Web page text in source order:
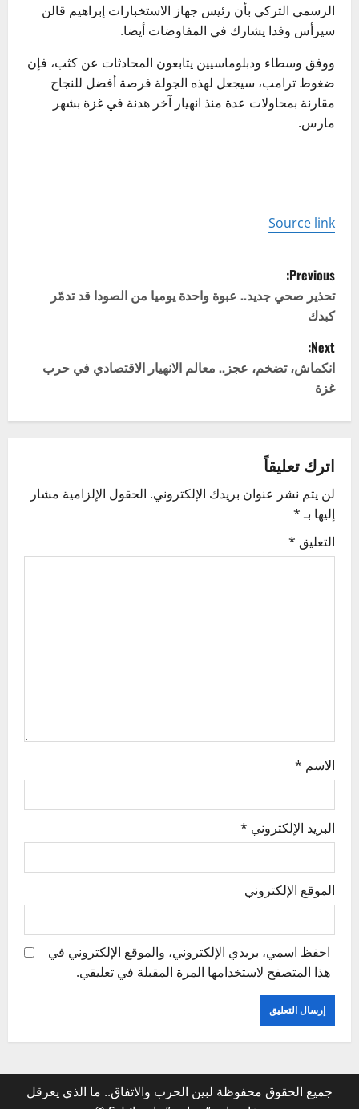
الرسمي التركي بأن رئيس جهاز الاستخبارات إبراهيم قالن
سيرأس وفدا يشارك في المفاوضات أيضا.
ووفق وسطاء ودبلوماسيين يتابعون المحادثات عن كثب، فإن
ضغوط ترامب، سيجعل لهذه الجولة فرصة أفضل للنجاح
مقارنة بمحاولات عدة منذ انهيار آخر هدنة في غزة بشهر
مارس.
Source link
P
o
s
t
n
v
i
g
Previous:
تحذير صحي جديد.. عبوة واحدة يوميا من الصودا قد تدمّر
كبدك
Next:
انكماش، تضخم، عجز.. معالم الانهيار الاقتصادي في حرب
غزة
اترك تعليقاً
لن يتم نشر عنوان بريدك الإلكتروني. الحقول الإلزامية مشار
إليها بـ*
التعليق *
الاسم *
البريد الإلكتروني *
الموقع الإلكتروني
احفظ اسمي، بريدي الإلكتروني، والموقع الإلكتروني في
هذا المتصفح لاستخدامها المرة المقبلة في تعليقي.
جميع الحقوق محفوظة لبين الحرب والاتفاق.. ما الذي يعرقل